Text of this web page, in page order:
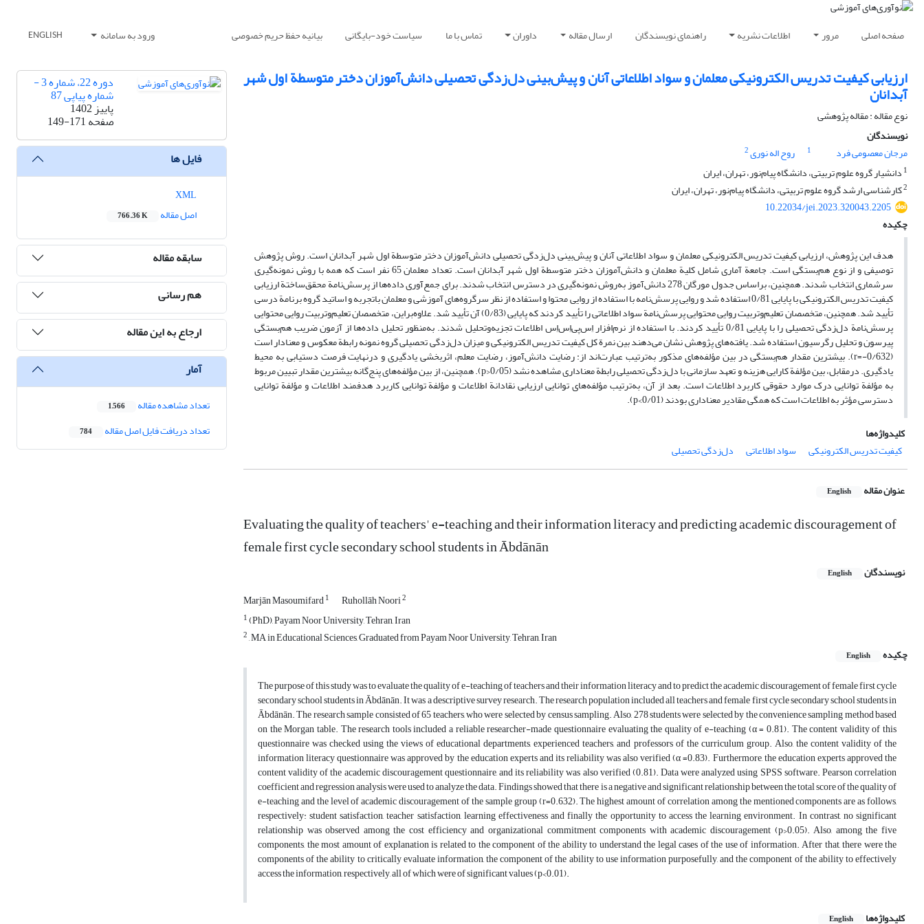
صفحه اصلی مرور اطلاعات نشریه راهنمای نویسندگان ارسال مقاله داوران تماس با ما سیاست خود-بایگانی بیانیه حفظ حریم خصوصی ورود به سامانه ENGLISH
ارزیابی کیفیت تدریس الکترونیکی معلمان و سواد اطلاعاتی آنان و پیش‌بینی دل‌زدگی تحصیلی دانش‌آموزان دختر متوسطة اول شهر
آبدانان
نوع مقاله : مقاله پژوهشی
نویسندگان
مرجان معصومی فرد
1 روح اله نوری2
1 دانشیار گروه علوم تربیتی، دانشگاه پیام‌نور، تهران، ایران
2کارشناسی ارشد گروه علوم تربیتی، دانشگاه پیام‌نور، تهران، ایران
10.22034/jei.2023.320043.2205
چکیده
هدف این پژوهش، ارزیابی کیفیت تدریس الکترونیکی معلمان و سواد اطلاعاتی آنان و پیش‌بینی دل‌زدگی تحصیلی دانش‌آموزان دختر متوسطة اول شهر آبدانان است. روش پژوهش
توصیفی و از نوع هم‌بستگی است. جامعة آماری شامل کلیة معلمان و دانش‌آموزان دختر متوسطة اول شهر آبدانان است. تعداد معلمان 65 نفر است که همه با روش نمونه‌گیری
سرشماری انتخاب شدند. همچنین، براساس جدول مورگان 278 دانش‌آموز به‌روش نمونه‌گیری در دسترس انتخاب شدند. برای جمع‌آوری داده‌ها از پرسش‌نامة محقق‌ساختة ارزیابی
کیفیت تدریس الکترونیکی با پایایی 0/81 استفاده شد و روایی پرسش‌نامه با استفاده از روایی محتوا و استفاده از نظر سرگروه‌های آموزشی و معلمان باتجربه و اساتید گروه برنامة درسی
تأیید شد. همچنین، متخصصان تعلیم‌وتربیت روایی محتوایی پرسش‌نامة سواد اطلاعاتی را تأیید کردند که پایایی (0/83) آن تأیید شد. علاوه‌براین، متخصصان تعلیم‌وتربیت روایی محتوایی
پرسش‌نامة دل‌زدگی تحصیلی را با پایایی 0/81 تأیید کردند. با استفاده از نرم‌افزار اِس‌پی‌اِس‌اِس اطلاعات تجزیه‌وتحلیل شدند. به‌منظور تحلیل داده‌ها از آزمون ضریب هم‌بستگی
پیرسون و تحلیل رگرسیون استفاده شد. یافته‌های پژوهش نشان می‌دهند بین نمرة کل کیفیت تدریس الکترونیکی و میزان دل‌زدگی تحصیلی گروه نمونه رابطة معکوس و معنادار است
(0/632-=r). بیشترین مقدار هم‌بستگی در بین مؤلفه‌های مذکور به‌ترتیب عبارت‌اند از: رضایت دانش‌آموز، رضایت معلم، اثربخشی یادگیری و درنهایت فرصت دستیابی به محیط
یادگیری. درمقابل، بین مؤلفة کارایی هزینه و تعهد سازمانی با دل‌زدگی تحصیلی رابطة معناداری مشاهده نشد (0/05<p). همچنین، از بین مؤلفه‌های پنج‌گانه بیشترین مقدار تبیین مربوط
به مؤلفة توانایی درک موارد حقوقی کاربرد اطلاعات است. بعد از آن، به‌ترتیب مؤلفه‌های توانایی ارزیابی نقادانة اطلاعات و مؤلفة توانایی کاربرد هدفمند اطلاعات و مؤلفة توانایی
دسترسی مؤثر به اطلاعات است که همگی مقادیر معناداری بودند (0/01>p).
کلیدواژه‌ها
کیفیت تدریس الکترونیکی
سواد اطلاعاتی دل‌زدگی تحصیلی
عنوان مقاله English
Evaluating the quality of teachers' e-teaching and their information literacy and predicting academic discouragement of
female first cycle secondary school students in Ābdānān
نویسندگان English
Marjān Masoumifard1 Ruhollāh Noori2
1(PhD), Payam Noor University, Tehran, Iran
2, MA in Educational Sciences, Graduated from Payam Noor University, Tehran, Iran
چکیده
English
The purpose of this study was to evaluate the quality of e-teaching of teachers and their information literacy and to predict the academic discouragement of female first cycle
secondary school students in Ābdānān. It was a descriptive survey research. The research population included all teachers and female first cycle secondary school students in
Ābdānān. The research sample consisted of 65 teachers, who were selected by census sampling. Also, 278 students were selected by the convenience sampling method based
on the Morgan table. The research tools included a reliable researcher-made questionnaire evaluating the quality of e-teaching (α = 0.81). The content validity of this
questionnaire was checked using the views of educational departments, experienced teachers, and professors of the curriculum group. Also, the content validity of the
information literacy questionnaire was approved by the education experts and its reliability was also verified (α =0.83). Furthermore, the education experts approved the
content validity of the academic discouragement questionnaire, and its reliability was also verified (0.81). Data were analyzed using SPSS software. Pearson correlation
coefficient and regression analysis were used to analyze the data. Findings showed that there is a negative and significant relationship between the total score of the quality of
e-teaching and the level of academic discouragement of the sample group (r=0.632). The highest amount of correlation among the mentioned components are as follows,
respectively: student satisfaction, teacher satisfaction, learning effectiveness and finally the opportunity to access the learning environment. In contrast, no significant
relationship was observed among the cost efficiency and organizational commitment components with academic discouragement (p>0.05). Also, among the five
components, the most amount of explanation is related to the component of the ability to understand the legal cases of the use of information. After that, there were the
components of the ability to critically evaluate information, the component of the ability to use information purposefully, and the component of the ability to effectively
access the information, respectively, all of which were of significant values (p<0.01).
کلیدواژه‌ها English
دوره 22، شماره 3 -
شماره پیاپی 87
پاییز 1402
صفحه149-171
فایل ها
اصل مقاله
766.36 K
سابقه مقاله
هم رسانی
ارجاع به این مقاله
آمار
تعداد مشاهده مقاله 1,566
تعداد دریافت فایل اصل مقاله 784